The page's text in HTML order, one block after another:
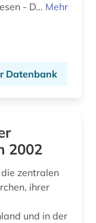
- D... Mehr
Datenbank
2002
zentralen
ihrer
und in der